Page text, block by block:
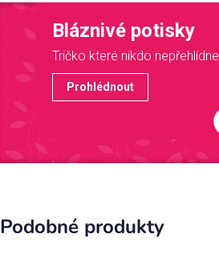
Bláznivé potisky
Tričko které nikdo nepřehlídne
Prohlédnout
Podobné produkty